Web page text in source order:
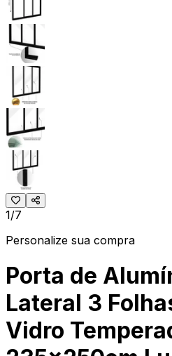
1/7
Personalize sua compra
Porta de
Lateral 3
Vidro